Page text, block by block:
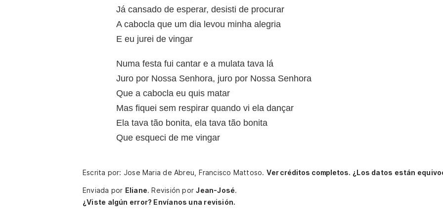
Já cansado de esperar, desisti de procurar
A cabocla que um dia levou minha alegria
E eu jurei de vingar
Numa festa fui cantar e a mulata tava lá
Juro por Nossa Senhora, juro por Nossa Senhora
Que a cabocla eu quis matar
Mas fiquei sem respirar quando vi ela dançar
Ela tava tão bonita, ela tava tão bonita
Que esqueci de me vingar
Escrita por: Jose Maria de Abreu, Francisco Mattoso. Ver créditos completos. ¿Los datos están
Enviada por Eliane. Revisión porJean-José.
¿Viste algún error? Envíanos una revisión.